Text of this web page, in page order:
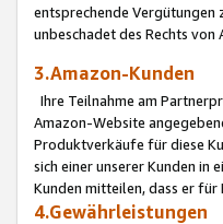
entsprechende Vergütungen
unbeschadet des Rechts
3.Amazon-Kunden
Ihre Teilnahme am
Amazon-Website
Produktverkäufe für diese
sich einer unserer Kunden in
Kunden mitteilen, dass er
4.Gewährleistungen